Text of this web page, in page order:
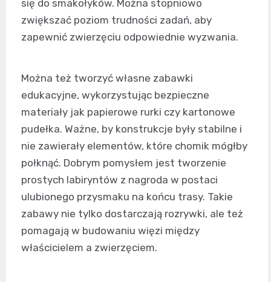
się do smakołyków. Można stopniowo
zwiększać poziom trudności zadań, aby
zapewnić zwierzęciu odpowiednie wyzwania.
Można też tworzyć własne zabawki
edukacyjne, wykorzystując bezpieczne
materiały jak papierowe rurki czy kartonowe
pudełka. Ważne, by konstrukcje były stabilne i
nie zawierały elementów, które chomik mógłby
połknąć. Dobrym pomysłem jest tworzenie
prostych labiryntów z nagroda w postaci
ulubionego przysmaku na końcu trasy. Takie
zabawy nie tylko dostarczają rozrywki, ale też
pomagają w budowaniu więzi między
właścicielem a zwierzęciem.